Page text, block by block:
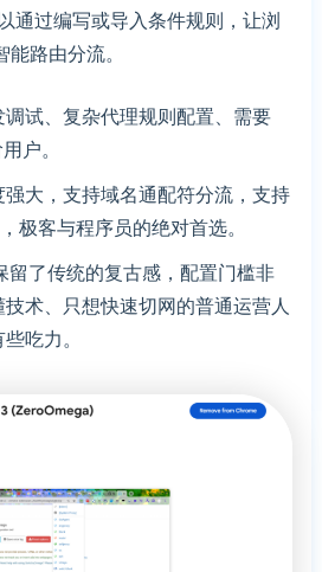
通过编写或导入条件规则，让浏
路由分流。
调试、复杂代理规则配置、需要
户。
强大，支持域名通配符分流，支持
极客与程序员的绝对首选。
留了传统的复古感，配置门槛非
术、只想快速切网的普通运营人
吃力。